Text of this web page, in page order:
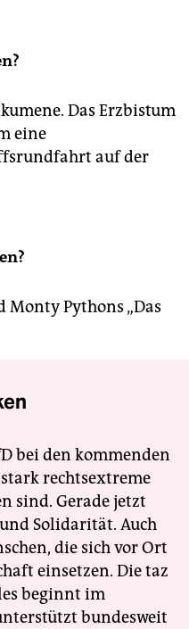
Das Erzbistum
eine
auf der
Monty Pythons „Das
bei den kommenden
rechtsextreme
sind. Gerade jetzt
Solidarität. Auch
die sich vor Ort
einsetzen. Die taz
beginnt im
bundesweit